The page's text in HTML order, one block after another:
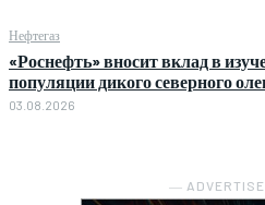
Нефтегаз
«Роснефть» вносит вклад в
популяции дикого северного
03.08.2026
―